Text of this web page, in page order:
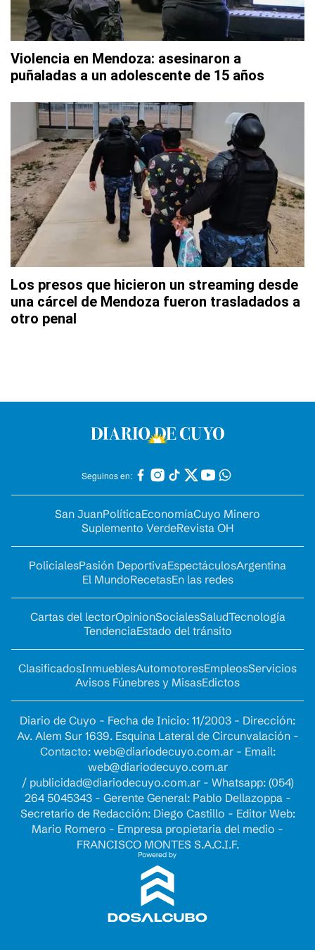
Violencia en Mendoza: asesinaron a
puñaladas a un adolescente de 15 años
Los presos que hicieron un streaming desde
una cárcel de Mendoza fueron trasladados a
otro penal
Seguinos en:
San JuanPolíticaEconomíaCuyo Minero
Suplemento VerdeRevista OH
PolicialesPasión DeportivaEspectáculosArgentina
El MundoRecetasEn las redes
Cartas del lectorOpinionSocialesSaludTecnología
TendenciaEstado del tránsito
ClasificadosInmueblesAutomotoresEmpleosServicios
Avisos Fúnebres y MisasEdictos
Diario de Cuyo - Fecha de Inicio: 11/2003 - Dirección:
Av. Alem Sur 1639. Esquina Lateral de Circunvalación -
Contacto: web@diariodecuyo.com.ar- Email:
web@diariodecuyo.com.ar
/ publicidad@diariodecuyo.com.ar- Whatsapp: (054)
264 5045343 - Gerente General: Pablo Dellazoppa -
Secretario de Redacción: Diego Castillo - Editor Web:
Mario Romero - Empresa propietaria del medio -
FRANCISCO MONTES S.A.C.I.F.